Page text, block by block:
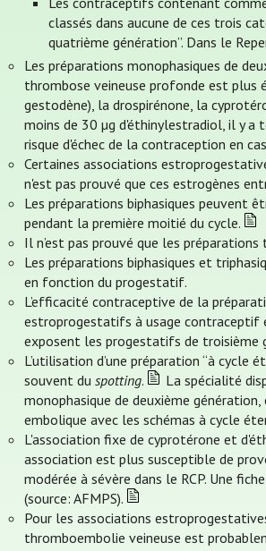
classés dans aucune de ces trois
quatrième génération”. Dans le
Les préparations monophasiques de
thrombose veineuse profonde est
gestodène), la drospirénone, la
moins de 30 µg d'éthinylestradiol, il y a
risque d'échec de la contraception en
Certaines associations
n'est pas prouvé que ces estrogènes
Les préparations biphasiques peuvent
pendant la première moitié du cycle.
Il n’est pas prouvé que les
Les préparations biphasiques et
en fonction du progestatif.
L’efficacité contraceptive de la
estroprogestatifs à usage contraceptif
exposent les progestatifs de troisième
L’utilisation d’une préparation “à cycle
souvent duspotting.
La spécialité
monophasique de deuxième
embolique avec les schémas à cycle
L'association fixe de cyprotérone et
association est plus susceptible de
modérée à sévère dans le RCP. Une
(source: AFMPS).
Pour les associations
thromboembolie veineuse est